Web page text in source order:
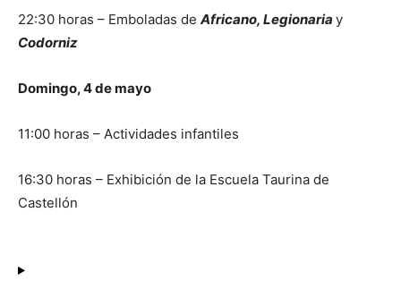
22:30 horas – Emboladas de Africano, Legionaria y
Codorniz
Domingo, 4 de mayo
11:00 horas – Actividades infantiles
16:30 horas – Exhibición de la Escuela Taurina de
Castellón